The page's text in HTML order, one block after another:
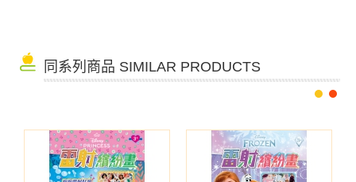
同系列商品 SIMILAR PRODUCTS